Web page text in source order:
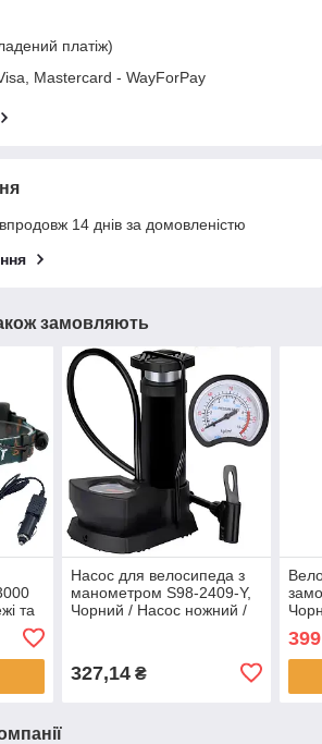
платіж)
Mastercard - WayForPay
14 днів за домовленістю
замовляють
та
Насос для велосипеда з
манометром S98-2409-Y,
Чорний / Насос ножний /
327,14₴
399